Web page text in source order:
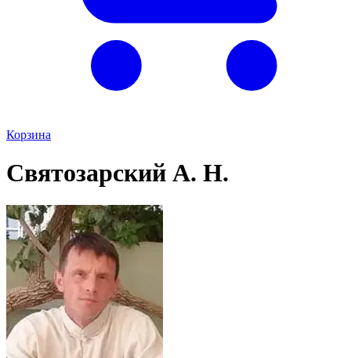
Корзина
Святозарский А. Н.